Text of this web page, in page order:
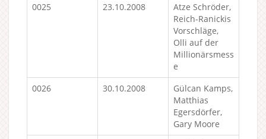
0025
23.10.2008
Atze Schröder,
Reich-Ranickis
Vorschläge,
Olli auf der
Millionärsmess
e
0026
30.10.2008
Gülcan Kamps,
Matthias
Egersdörfer,
Gary Moore